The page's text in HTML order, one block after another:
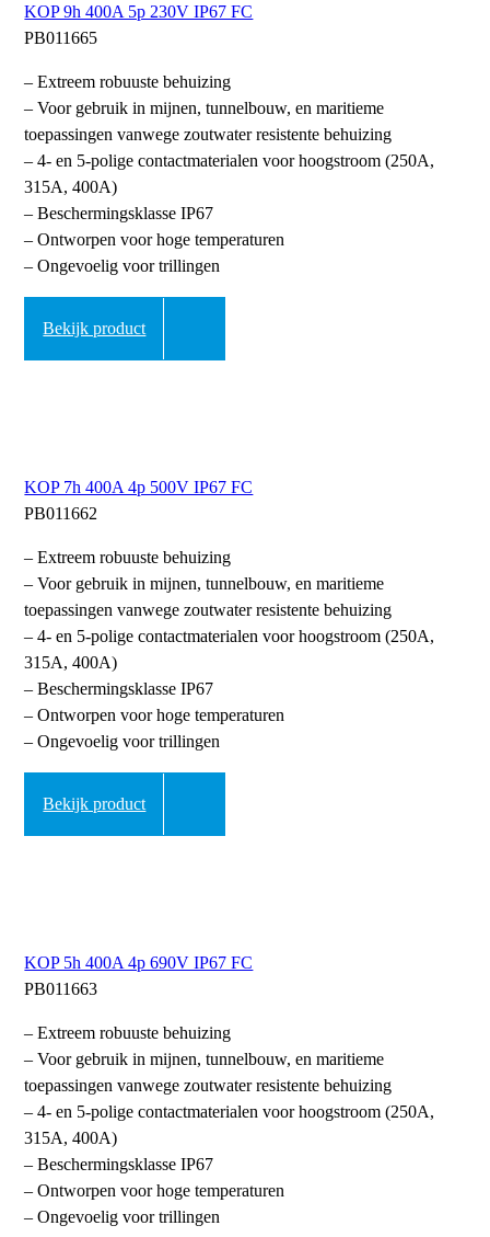
KOP 9h 400A 5p 230V IP67 FC
PB011665
– Extreem robuuste behuizing
– Voor gebruik in mijnen, tunnelbouw, en maritieme
toepassingen vanwege zoutwater resistente behuizing
– 4- en 5-polige contactmaterialen voor hoogstroom (250A,
315A, 400A)
– Beschermingsklasse IP67
– Ontworpen voor hoge temperaturen
– Ongevoelig voor trillingen
Bekijk product
KOP 7h 400A 4p 500V IP67 FC
PB011662
– Extreem robuuste behuizing
– Voor gebruik in mijnen, tunnelbouw, en maritieme
toepassingen vanwege zoutwater resistente behuizing
– 4- en 5-polige contactmaterialen voor hoogstroom (250A,
315A, 400A)
– Beschermingsklasse IP67
– Ontworpen voor hoge temperaturen
– Ongevoelig voor trillingen
Bekijk product
KOP 5h 400A 4p 690V IP67 FC
PB011663
– Extreem robuuste behuizing
– Voor gebruik in mijnen, tunnelbouw, en maritieme
toepassingen vanwege zoutwater resistente behuizing
– 4- en 5-polige contactmaterialen voor hoogstroom (250A,
315A, 400A)
– Beschermingsklasse IP67
– Ontworpen voor hoge temperaturen
– Ongevoelig voor trillingen